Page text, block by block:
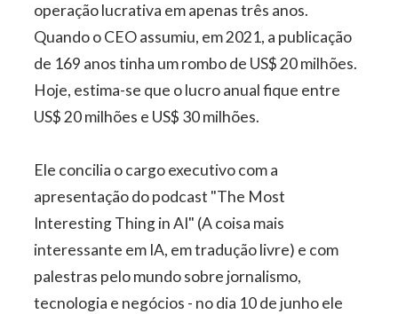
operação lucrativa em apenas três anos.
Quando o CEO assumiu, em 2021, a publicação
de 169 anos tinha um rombo de US$ 20 milhões.
Hoje, estima-se que o lucro anual fique entre
US$ 20 milhões e US$ 30 milhões.
Ele concilia o cargo executivo com a
apresentação do podcast "The Most
Interesting Thing in AI" (A coisa mais
interessante em IA, em tradução livre) e com
palestras pelo mundo sobre jornalismo,
tecnologia e negócios - no dia 10 de junho ele